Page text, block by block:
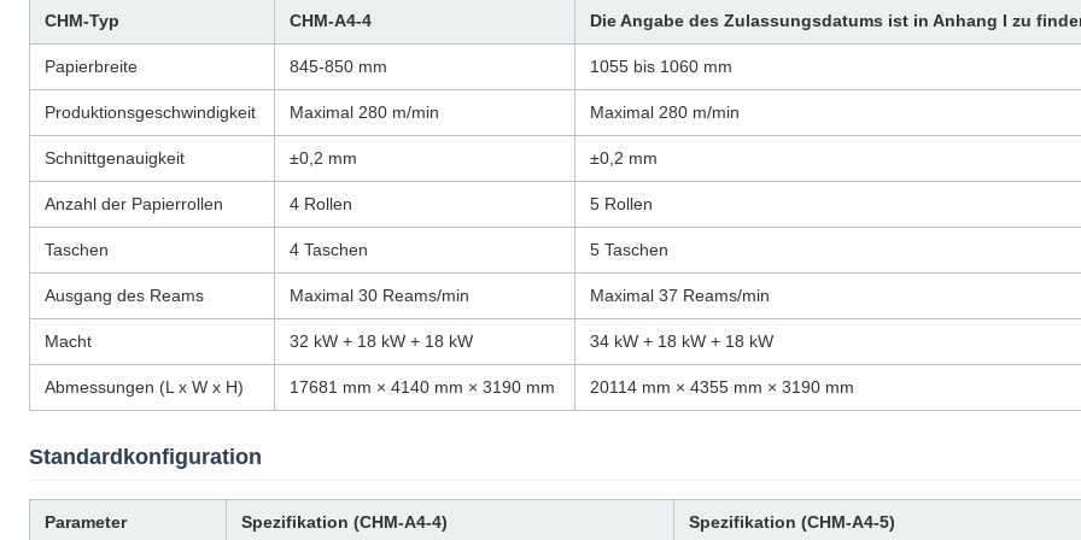
CHM-Typ CHM-A4-4 Die Angabe des Zulassungsdatums ist in Anhang I zu
Papierbreite 845-850 mm 1055 bis 1060 mm
Produktionsgeschwindigkeit Maximal 280 m/min Maximal 280 m/min
Schnittgenauigkeit ±0,2 mm ±0,2 mm
Anzahl der Papierrollen 4 Rollen 5 Rollen
Taschen 4 Taschen 5 Taschen
Ausgang des Reams Maximal 30 Reams/min Maximal 37 Reams/min
Macht 32 kW + 18 kW + 18 kW 34 kW + 18 kW + 18 kW
Abmessungen (L x W x H) 17681 mm × 4140 mm × 3190 mm 20114 mm × 4355 mm × 3190 mm
Standardkonfiguration
Parameter Spezifikation (CHM-A4-4) Spezifikation (CHM-A4-5)